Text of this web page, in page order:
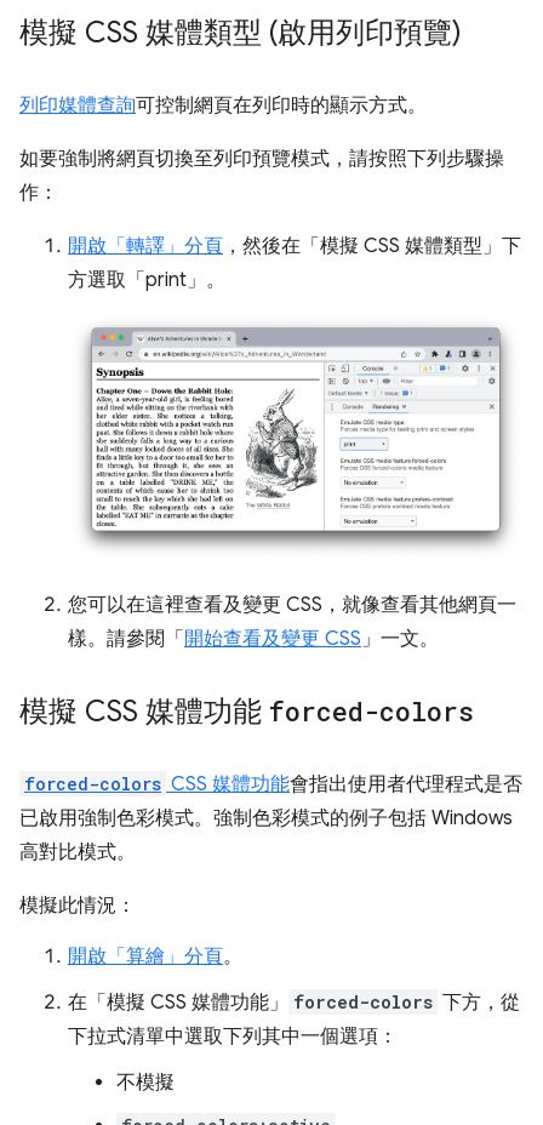
模擬 CSS 媒體類型 (啟用列印預覽)
列印媒體查詢可控制網頁在列印時的顯示方式。
如要強制將網頁切換至列印預覽模式，請按照下列步驟操
作：
開啟「轉譯」 分頁 ，然後在「模擬 CSS 媒體類型」 下
方選取「print」 。
您可以在這裡查看及變更 CSS，就像查看其他網頁一
樣。請參閱「開始查看及變更 CSS 」一文。
模擬 CSS 媒體功能 forced-colors
forced-colors CSS 媒體功能會指出使用者代理程式是否
已啟用強制色彩模式。強制色彩模式的例子包括 Windows
高對比模式。
模擬此情況：
開啟「算繪」 分頁。
在「模擬 CSS 媒體功能」
forced-colors 下方，從
下拉式清單中選取下列其中一個選項：
不模擬